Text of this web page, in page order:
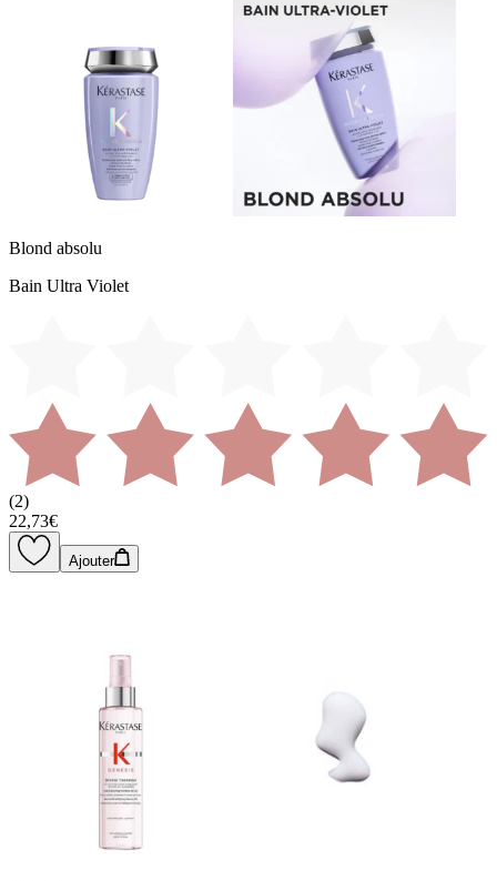
Blond absolu
Bain Ultra Violet
(2)
22,73€
Ajouter